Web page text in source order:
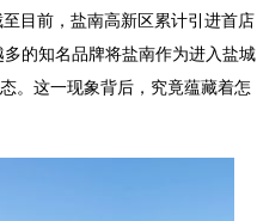
目前，盐南高新区累计引进首店
的知名品牌将盐南作为进入盐城
。这一现象背后，究竟蕴藏着怎